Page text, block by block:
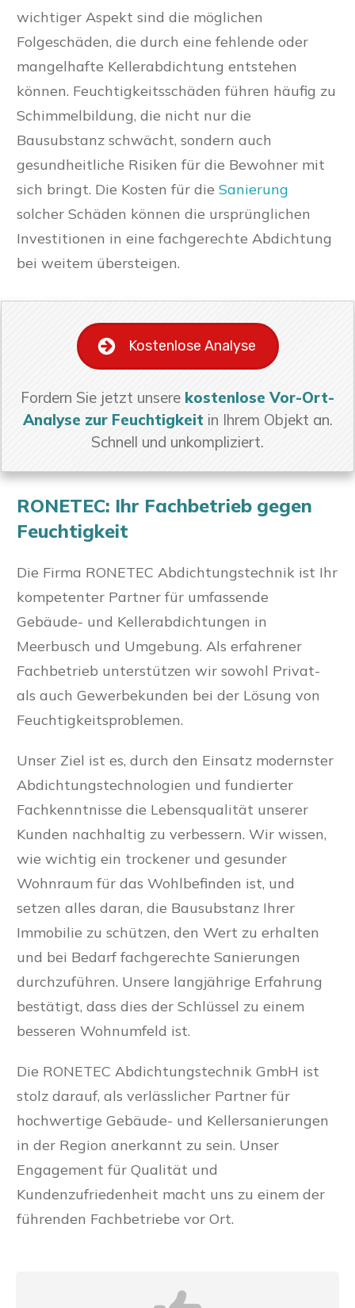
wichtiger Aspekt sind die möglichen
Folgeschäden, die durch eine fehlende oder
mangelhafte Kellerabdichtung entstehen
können. Feuchtigkeitsschäden führen häufig zu
Schimmelbildung, die nicht nur die
Bausubstanz schwächt, sondern auch
gesundheitliche Risiken für die Bewohner mit
sich bringt. Die Kosten für die Sanierung
solcher Schäden können die ursprünglichen
Investitionen in eine fachgerechte Abdichtung
bei weitem übersteigen.
Kostenlose Analyse
Fordern Sie jetzt unsere kostenlose Vor-Ort-
Analyse zur Feuchtigkeit in Ihrem Objekt an.
Schnell und unkompliziert.
RONETEC: Ihr Fachbetrieb gegen
Feuchtigkeit
Die Firma RONETEC Abdichtungstechnik ist Ihr
kompetenter Partner für umfassende
Gebäude- und Kellerabdichtungen in
Meerbusch und Umgebung. Als erfahrener
Fachbetrieb unterstützen wir sowohl Privat-
als auch Gewerbekunden bei der Lösung von
Feuchtigkeitsproblemen.
Unser Ziel ist es, durch den Einsatz modernster
Abdichtungstechnologien und fundierter
Fachkenntnisse die Lebensqualität unserer
Kunden nachhaltig zu verbessern. Wir wissen,
wie wichtig ein trockener und gesunder
Wohnraum für das Wohlbefinden ist, und
setzen alles daran, die Bausubstanz Ihrer
Immobilie zu schützen, den Wert zu erhalten
und bei Bedarf fachgerechte Sanierungen
durchzuführen. Unsere langjährige Erfahrung
bestätigt, dass dies der Schlüssel zu einem
besseren Wohnumfeld ist.
Die RONETEC Abdichtungstechnik GmbH ist
stolz darauf, als verlässlicher Partner für
hochwertige Gebäude- und Kellersanierungen
in der Region anerkannt zu sein. Unser
Engagement für Qualität und
Kundenzufriedenheit macht uns zu einem der
führenden Fachbetriebe vor Ort.